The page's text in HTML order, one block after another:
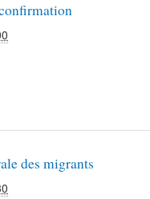
des migrants